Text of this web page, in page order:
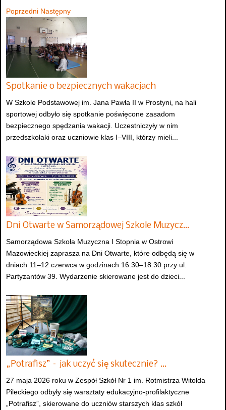
Poprzedni Następny
Spotkanie o bezpiecznych wakacjach
W Szkole Podstawowej im. Jana Pawła II w Prostyni, na hali
sportowej odbyło się spotkanie poświęcone zasadom
bezpiecznego spędzania wakacji. Uczestniczyły w nim
przedszkolaki oraz uczniowie klas I–VIII, którzy mieli...
Dni Otwarte w Samorządowej Szkole Muzycz…
Samorządowa Szkoła Muzyczna I Stopnia w Ostrowi
Mazowieckiej zaprasza na Dni Otwarte, które odbędą się w
dniach 11–12 czerwca w godzinach 16:30–18:30 przy ul.
Partyzantów 39. Wydarzenie skierowane jest do dzieci...
„Potrafisz” – jak uczyć się skutecznie? …
27 maja 2026 roku w Zespół Szkół Nr 1 im. Rotmistrza Witolda
Pileckiego odbyły się warsztaty edukacyjno-profilaktyczne
„Potrafisz”, skierowane do uczniów starszych klas szkół